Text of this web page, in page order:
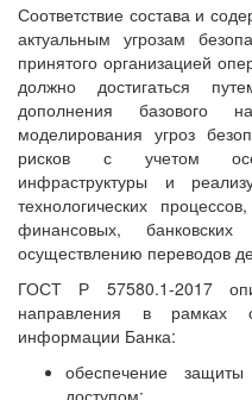
Соответствие состава и
актуальным угрозам
принятого организацией
должно достигаться
дополнения базового
моделирования угроз
рисков с учетом
инфраструктуры и
технологических
финансовых,
осуществлению переводов
ГОСТ Р 57580.1-2017
направления в рамках
информации Банка:
обеспечение
доступом;